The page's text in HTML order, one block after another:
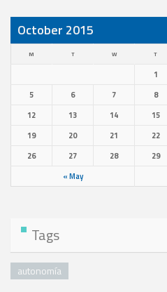
October 2015
M T W T
« May
1
5
6 7 8
12
13 14 15
19
20 21 22
26
27 28 29
Tags
autonomía